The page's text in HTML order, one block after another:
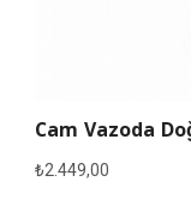
Cam Vazoda
₺2.449,00